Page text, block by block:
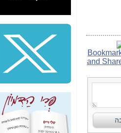
סיכום ביקור בסיליקון
שלמה פילבר (עד
לאחרונה מנכ"ל משרד
התקשורת) - עד
מדינה? הצחקתם
"יש אפליה בחקירה"?
חשיפה: למה השר
משה כחלון לא נחקר
עד היום? -
כאן